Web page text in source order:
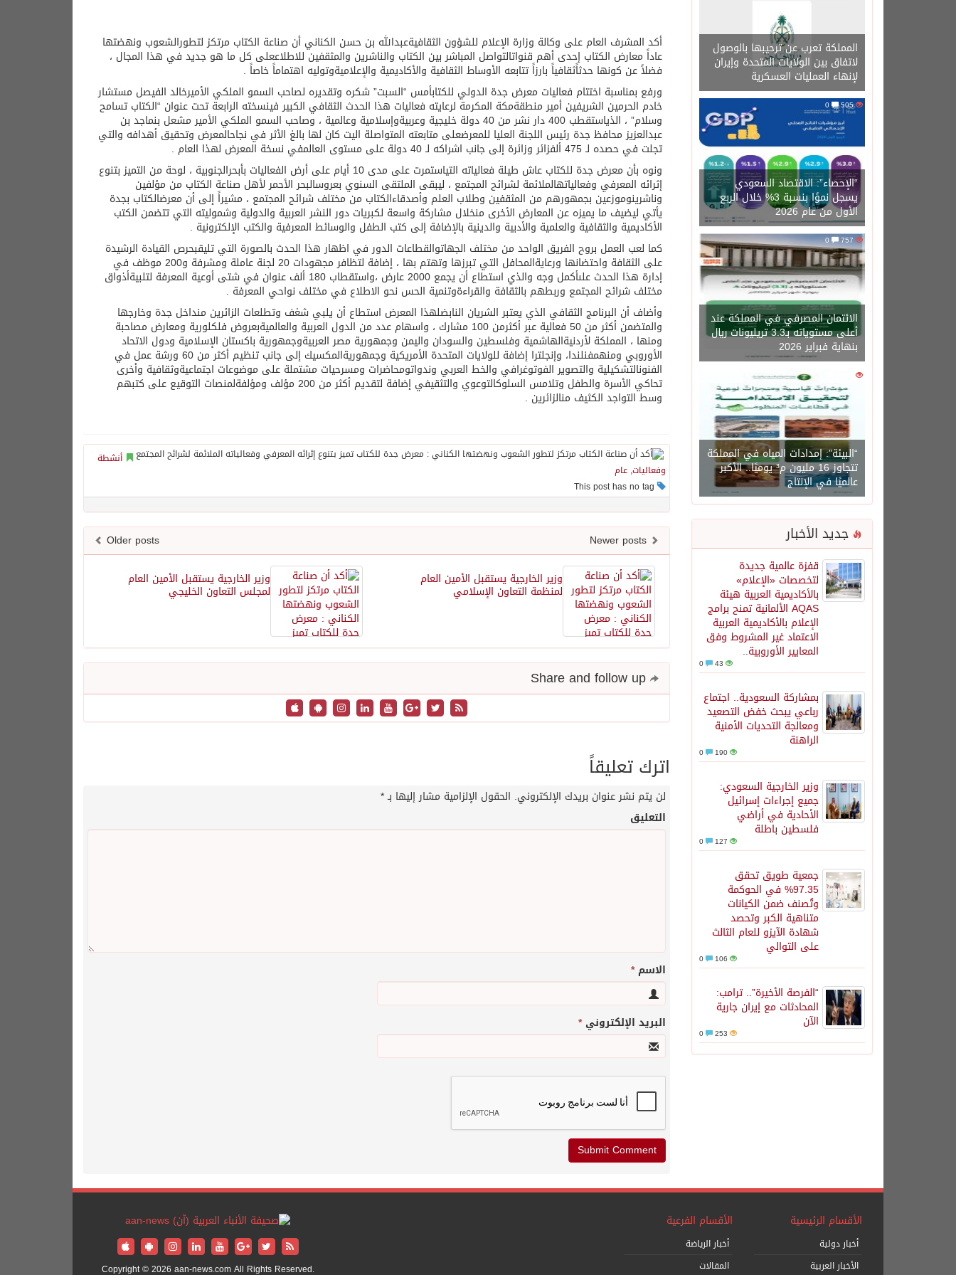
المملكة تعرب عن ترحيبها بالوصول
لاتفاق بين الولايات المتحدة وإيران
لإنهاء العمليات العسكرية
505
“الإحصاء”: الاقتصاد السعودي
يسجل نموًا بنسبة 3% خلال الربع
الأول من عام 2026
757
0
الائتمان المصرفي في المملكة عند
أعلى مستوياته بـ3.3 تريليونات ريال
بنهاية فبراير 2026
1450
“البيئة”: إمدادات المياه في المملكة
تتجاوز 16 مليون م³ يوميًا.. الأكبر
عالميًا في الإنتاج
جديد الأخبار
قفزة عالمية جديدة
لتخصصات «الإعلام»
بالأكاديمية العربية هيئة
AQAS الألمانية تمنح برامج
الإعلام بالأكاديمية العربية
الاعتماد غير المشروط وفق
المعايير الأوروبية..
43
بمشاركة السعودية.. اجتماع
رباعي يبحث خفض التصعيد
ومعالجة التحديات الأمنية
الراهنة
190
وزير الخارجية السعودي:
جميع إجراءات إسرائيل
الأحادية في أراضي
فلسطين باطلة
127
جمعية طويق تحقق
97.35% في الحوكمة
وتُصنف ضمن الكيانات
متناهية الكبر وتحصد
شهادة الآيزو للعام الثالث
على التوالي
106
“الفرصة الأخيرة”.. ترامب:
المحادثات مع إيران جارية
الآن
253
أكد المشرف العام على وكالة وزارة الإعلام للشؤون الثقافيةعبدالله بن حسن الكناني أن صناعة الكتاب مرتكز لتطورالشعوب ونهضتها
عاداً معارض الكتاب إحدى أهم قنواتالتواصل المباشر بين الكتاب والناشرين والمثقفين للاطلاععلى كل ما هو جديد في هذا المجال ،
فضلاًعن كونها حدثاًثقافياً بارزاًتتابعه الأوساط الثقافية والأكاديمية والإعلاميةوتوليه اهتماماًخاصاً .
ورفع بمناسبة اختتام فعاليات معرض جدة الدولي للكتابأمس “السبت” شكره وتقديره لصاحب السمو الملكي الأميرخالد الفيصل مستشار
خادم الحرمين الشريفين أمير منطقةمكة المكرمة لرعايته فعاليات هذا الحدث الثقافي الكبير فينسخته الرابعة تحت عنوان “الكتاب تسامح
وسلام” ، الذياستقطب دار نشر من دولة خليجية وعربيةوإسلامية وعالمية ، وصاحب السمو الملكي الأمير مشعل بنماجد بن
عبدالعزيز محافظجدة رئيس اللجنة العليا للمعرضعلى متابعته المتواصلة اليت كان لها بالغ الأثر في نجاحالمعرض وتحقيق أهدافه والتي
تجلت في حصده لـ475 ألفزائر وزائرة إلى جانب اشراكه لـ40 دولة على مستوى العالمفي نسخة المعرض لهذا العام .
ونوه بأن معرض جدة للكتاب عاش طيلة فعالياته التياستمرت على مدى أيام على أرض الفعاليات بأبحرالجنوبية ، لوحة من التميز بتنوع
إثرائه المعرفي وفعالياتهالملائمة لشرائح المجتمع ، ليبقى الملتقى السنوي بعروسالبحر الأحمرلأهل صناعة الكتاب من مؤلفين
وناشرينوموزعين بجمهورهم من المثقفين وطلاب العلم وأصدقاءالكتاب من مختلف شرائح المجتمع ، مشيراًإلى أن معرضالكتاب بجدة
يأتي ليضيف ما يميزه عن المعارض الأخرى منخلال مشاركة واسعة لكبريات دور النشر العربية والدولية وشموليته التي تتضمن الكتب
الأكاديمية والثقافية والعلمية والأدبية والدينية بالإضافة إلى كتب الطفل والوسائط المعرفية والكتب الإلكترونية .
كما لعب العمل بروح الفريق الواحد من مختلف الجهاتوالقطاعات الدور في اظهار هذا الحدث بالصورة التي تليقبحرص القيادة الرشيدة
على الثقافة واحتضانها ورعايةالمحافل التي تبرزها وتهتم بها ، إضافة لتظافر مجهودات لجنة عاملة ومشرفة و200 موظف في
إدارة هذا الحدث علىأكمل وجه والذي استطاع أن يجمع عارض ،واستقطاب ألف عنوان في شتى أوعية المعرفة لتلبيةأذواق
مختلف شرائح المجتمع وربطهم بالثقافة والقراءةوتنمية الحس نحو الاطلاع في مختلف نواحي المعرفة .
وأضاف أن البرنامج الثقافي الذي يعتبر الشريان النابضلهذا المعرض استطاع أن يلبي شغف وتطلعات الزائرين منداخل جدة وخارجها
والمتضمن أكثر من فعالية عبرأكثرمن مشارك ، واسهام عدد من الدول العربية والعالميةبعروض فلكلورية ومعارض مصاحبة
ومنها ، المملكة لأردنيةالهاشمية وفلسطين والسودان واليمن وجمهورية مصر العربيةوجمهورية باكستان الإسلامية ودول الاتحاد
الأوروبي ومنهمفنلندا، وإنجلترا إضافة للولايات المتحدة الأمريكية وجمهوريةالمكسيك إلى جانب تنظيم أكثر من ورشة عمل في
الفنونالتشكيلية والتصوير الفوتوغرافي والخط العربي وندواتومحاضرات ومسرحيات مشتملة على موضوعات اجتماعيةوثقافية وأخرى
تحاكي الأسرة والطفل وتلامس السلوكالتوعوي والتثقيفي إضافة لتقديم أكثر من مؤلف ومؤلفةلمنصات التوقيع على كتبهم
وسط التواجد الكثيف منالزائرين .
أنشطة
وفعاليات, عام
Older posts
وزير الخارجية يستقبل الأمين العام
لمجلس التعاون الخليجي
وزير الخارجية يستقبل الأمين العام
لمنظمة التعاون الإسلامي
اترك تعليقاً
لن يتم نشر عنوان بريدك الإلكتروني. الحقول الإلزامية مشار إليها بـ*
التعليق
الاسم*
البريد الإلكتروني*
الأقسام الرئيسية
أخبار دولية
الأخبار العربية
الأقسام الفرعية
أخبار الرياضة
المقالات
Copyright © 2026 aan-news.com All Rights Reserved.